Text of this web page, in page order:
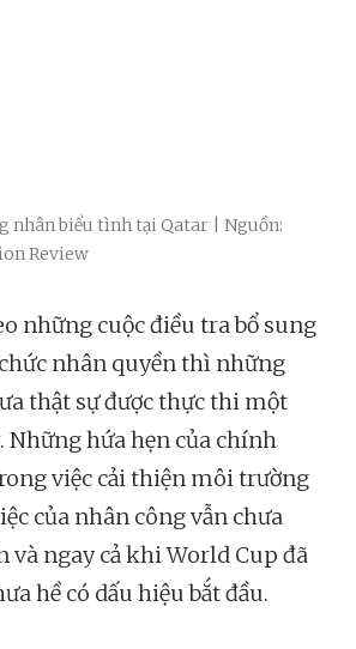
nhân biểu tình tại Qatar | Nguồn:
Review
những cuộc điều tra bổ sung
nhân quyền thì những
thật sự được thực thi một
Những hứa hẹn của chính
việc cải thiện môi trường
của nhân công vẫn chưa
và ngay cả khi World Cup đã
hề có dấu hiệu bắt đầu.